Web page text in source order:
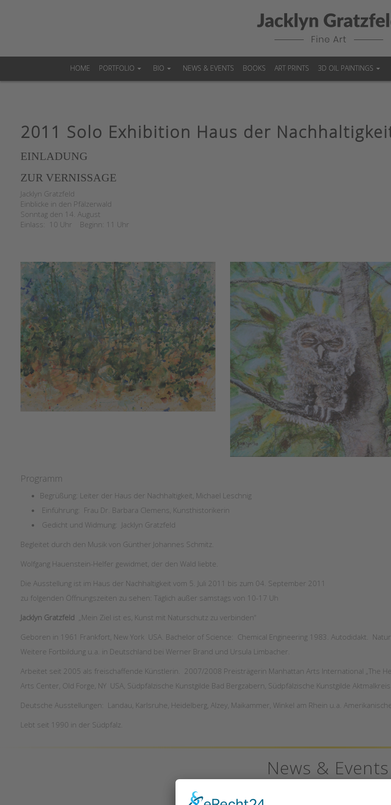
HOME PORTFOLIO BIO NEWS & EVENTS BOOKS ART PRINTS 3D OIL PAINTINGS
2011 Solo Exhibition Haus der
EINLADUNG
ZUR VERNISSAGE
Jacklyn Gratzfeld
Einblicke in den Pfälzerwald
Sonntag den 14. August
Einlass: 10 Uhr Beginn: 11 Uhr
Programm
Begrüßung: Leiter der Haus der Nachhaltigkeit, Michael Leschnig
Einführung: Frau Dr. Barbara Clemens, Kunsthistorikerin
Gedicht und Widmung: Jacklyn Gratzfeld
Begleitet durch den Musik von Günther Johannes Schmitz.
Wolfgang Hauenstein-Helfer gewidmet, der den Wald liebte.
Die Ausstellung ist im Haus der Nachhaltigkeit vom 5. Juli 2011 bis zum 04. September 2011
zu folgenden Öffnungszeiten zu sehen: Täglich außer samstags von 10-17 Uh
Jacklyn Gratzfeld
„Mein Ziel ist es, Kunst mit Naturschutz zu verbinden“
Geboren in 1961 Frankfort, New York USA. Bachelor of Science: Chemical Engineering 1983. Autodidakt.
Weitere Fortbildung u.a. in Deutschland bei Werner Brand und Ursula Limbacher.
Arbeitet seit 2005 als freischaffende Künstlerin. 2007/2008 Preisträgerin Manhattan Arts International „The
Arts Center, Old Forge, NY USA, Südpfälzische Kunstgilde Bad Bergzabern, Südpfälzische Kunstgilde Aktmalkreis.
Deutsche Ausstellungen: Landau, Karlsruhe, Heidelberg, Alzey, Maikammer, Winkel am Rhein u.a.
Lebt seit 1990 in der Südpfalz.
News & Events